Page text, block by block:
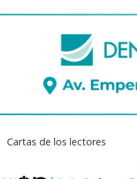
Cartas de los lectores